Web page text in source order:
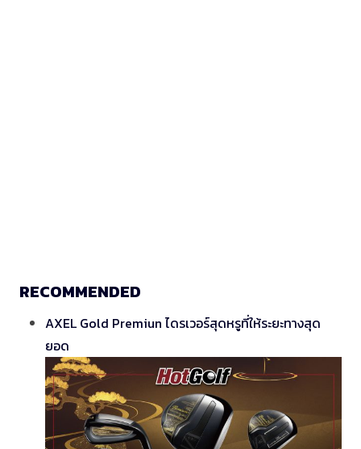
RECOMMENDED
AXEL Gold Premiun ไดรเวอร์สุดหรูที่ให้ระยะทางสุด
ยอด